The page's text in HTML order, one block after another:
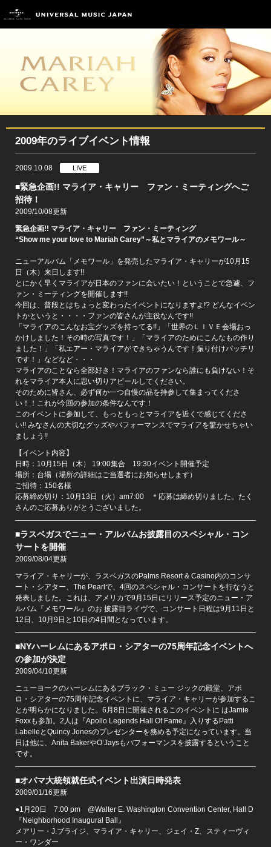
2009年のライブイベント情報
2009.10.08 LIVE
■緊急企画!! マライア・キャリー ファン・ミーティングへご
招待！
2009/10/08更新
緊急企画!! マライア・キャリー ファン・ミーティング
“Show me your love to Mariah Carey”～私とマライアのメモワール～
ニューアルバム「メモワール」を発売したマライア・キャリーが10月15
日（木）来日します!!
とにかく早くマライアが日本のファンに会いたい！ということで急遽、フ
ァン・ミーティングを開催します!!
今回は、普段とはちょっと変わったイベントになりますよ!? どんなイベン
トかというと・・・・ファンの皆さんが主役なんです!!
「マライアのこんなお宝グッズを持ってる!!」「世界のＬＩＶＥ会場おっ
かけしました！その時の写真です！」「マライアのためにこんなもの作り
ました！」「私エアー・マライアができちゃうんです！振り付けバッチリ
です！」などなど・・・
マライアのことなら全部好き！マライアのファンなら誰にも負けない！そ
れをマライア本人に思い切りアピールしてください。
そのために皆さん、必ず何か一つ自慢の品を持参して集まってくださ
い！！これが今回の参加の条件なんです！
このイベントに参加して、もっともっとマライアを近くで感じてくださ
い!! みなさんの大切なグッズやパフォーマンスでマライアを驚かせちゃい
ましょう!!
【イベント内容】
日時：10月15日（木） 19:00集合 19:30イベント開催予定
場所：台場（場所の詳細はご当選者にお知らせします）
ご招待：150名様
応募締め切り：10月13日（火）am7:00 ＊応募は締め切りました。たく
さんのご応募ありがとうございました。
■ラスベガスでニュー・アルバムお披露目のスペシャル・コン
サートを開催
2009/08/04更新
マライア・キャリーが、ラスベガスのPalms Resort & Casino内のコンサ
ート・シアター、The Pearlで、4回のスペシャル・コンサートを行なうと
発表しました。これは、アメリカで9月15日にリリース予定のニュー・ア
ルバム『メモワール』のお 披露目ライヴで、コンサート日程は9月11日と
12日、10月9日と10日の4日間となっています。
■NYハーレムにあるアポロ・シアターの75周年記念イベントへ
の参加が決定
2009/04/10更新
ニューヨークのハーレムにあるブラック・ミュー ジックの殿堂、アポ
ロ・シアターの75周年記念イベントに、マライア・キャリーが参加するこ
とが明らかになりました。6月8日に開催されるこのイベントに はJamie
Foxxも参加。2人は『Apollo Legends Hall Of Fame』入りするPatti
LabelleとQuincy Jonesのプレゼンターを務める予定になっています。当
日は他に、Anita BakerやO’Jaysもパフォーマンスを披露するということ
です。
■オバマ大統領就任式イベント出演日時発表
2009/01/16更新
●1月20日 7:00 pm @Walter E. Washington Convention Center, Hall D
『Neighborhood Inaugural Ball』
メアリー・J.ブライジ、マライア・キャリー、ジェイ・Z、スティーヴィ
ー・ワンダー